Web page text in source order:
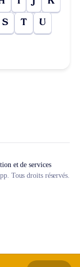
S T U
et de services
Tous droits réservés.